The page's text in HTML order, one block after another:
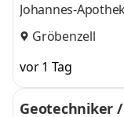
Johannes-
Gröbenzell
vor 1 Tag
Geotechniker